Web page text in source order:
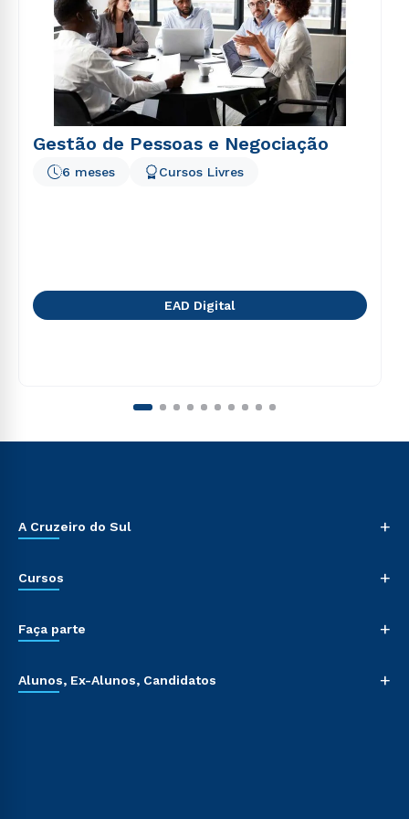
Gestão de Pessoas e Negociação
6 meses Cursos Livres
EAD Digital
A Cruzeiro do Sul +
Cursos +
Faça parte +
Alunos, Ex-Alunos, Candidatos +